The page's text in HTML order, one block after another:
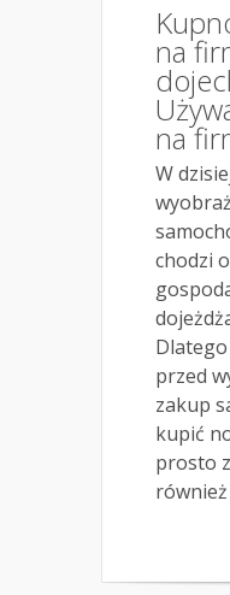
na
na
W
chodzi
przed
zakup
kupić
prosto
również